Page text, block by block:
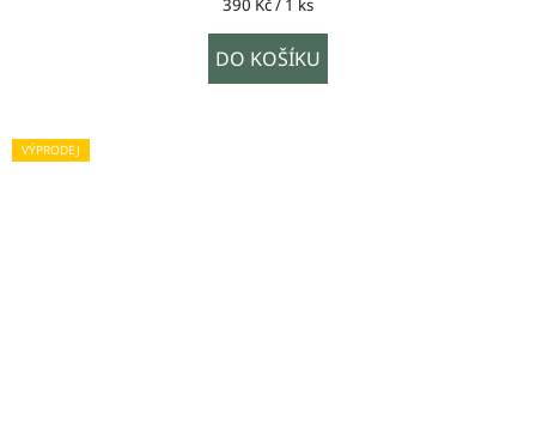
390 Kč / 1 ks
DO KOŠÍKU
VÝPRODEJ